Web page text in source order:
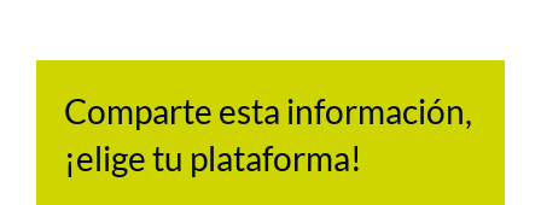
Comparte esta información,
¡elige tu plataforma!